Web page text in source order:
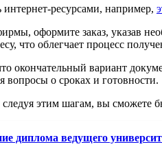
интернет-ресурсами, например,
оформите заказ, указав
что облегчает процесс
окончательный вариант
вопросы о сроках и готовности.
этим шагам, вы сможете
диплома ведущего